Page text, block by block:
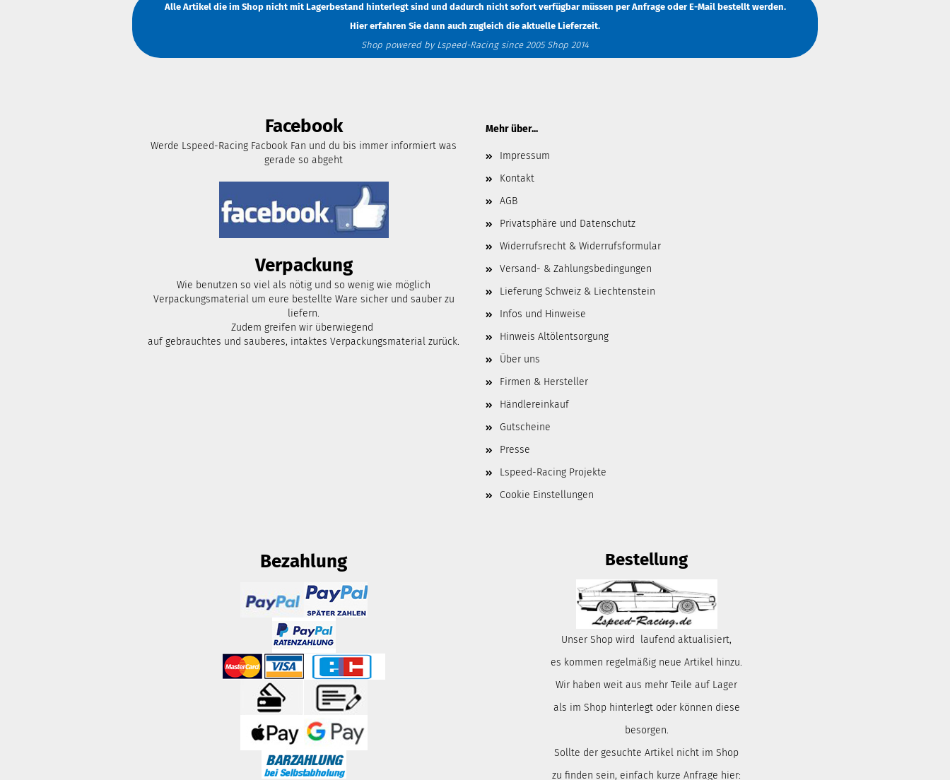
Alle Artikel die im Shop nicht mit Lagerbestand hinterlegt sind und dadurch nicht sofort verfügbar müssen per AnfrageoderE-Mailbestellt werden.
Hier erfahren Sie dann auch zugleich die aktuelle Lieferzeit.
Shop powered by Lspeed-Racing since 2005 Shop 2014
Facebook
Werde Lspeed-Racing Facbook Fan und du bis immer informiert was
gerade so abgeht
Verpackung
Wie benutzen so viel als nötig und so wenig wie möglich
Verpackungsmaterial um eure bestellte Ware sicher und sauber zu
liefern.
Zudem greifen wir überwiegend
auf gebrauchtes und sauberes, intaktes Verpackungsmaterial zurück.
Mehr über...
Impressum
Kontakt
AGB
Privatsphäre und Datenschutz
Widerrufsrecht & Widerrufsformular
Versand- & Zahlungsbedingungen
Lieferung Schweiz & Liechtenstein
Infos und Hinweise
Hinweis Altölentsorgung
Über uns
Firmen & Hersteller
Händlereinkauf
Gutscheine
Presse
Lspeed-Racing Projekte
Cookie Einstellungen
Bezahlung Bestellung
Unser Shop wird laufend aktualisiert,
es kommen regelmäßig neue Artikel hinzu.
Wir haben weit aus mehr Teile auf Lager
als im Shop hinterlegt oder können diese
besorgen.
Sollte der gesuchte Artikel nicht im Shop
zu finden sein, einfach kurze Anfrage hier: